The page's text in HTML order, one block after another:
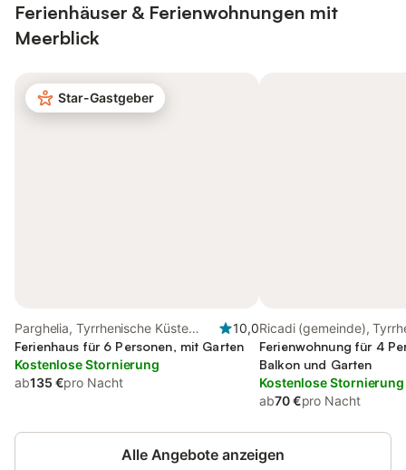
Ferienhäuser & Ferienwohnungen mit
Meerblick
Star-Gastgeber
Parghelia, Tyrrhenische Küste
Kalabrien
10,0
Ferienhaus für 6 Personen, mit Garten
Kostenlose Stornierung
ab135 €pro Nacht
Ricadi (gemeinde),
Küste Kalabrien
Ferienwohnung für 4
Balkon und Garten
Kostenlose Stornierung
ab70 €pro Nacht
Alle Angebote anzeigen